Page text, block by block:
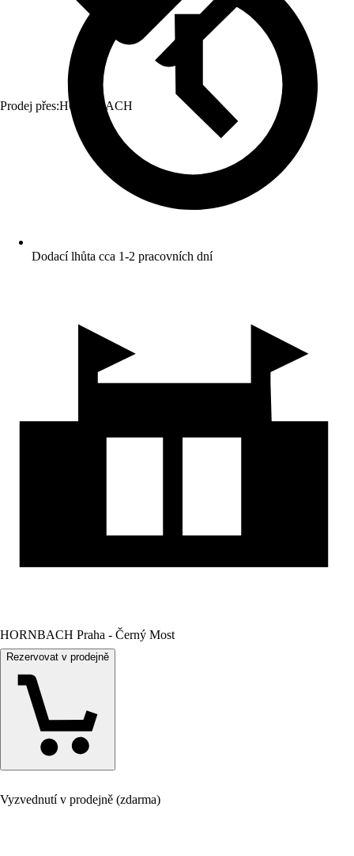
Prodej přes:HORNBACH
Dodací lhůta cca 1-2 pracovních dní
HORNBACH Praha - Černý Most
Rezervovat v prodejně
Vyzvednutí v prodejně (zdarma)